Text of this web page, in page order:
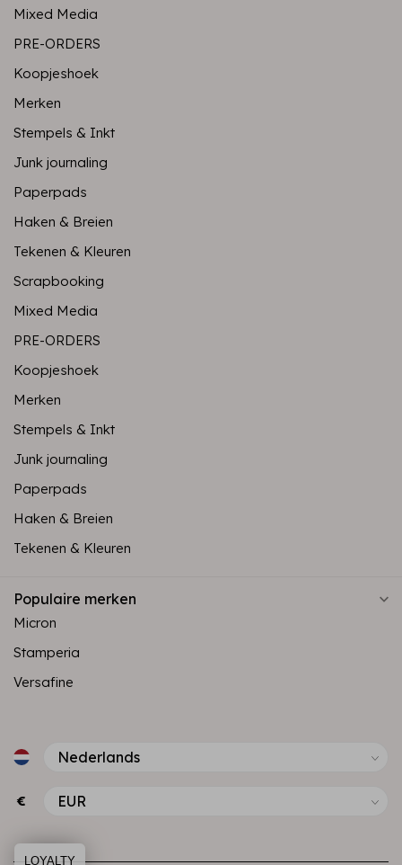
Mixed Media
PRE-ORDERS
Koopjeshoek
Merken
Stempels & Inkt
Junk journaling
Paperpads
Haken & Breien
Tekenen & Kleuren
Scrapbooking
Mixed Media
PRE-ORDERS
Koopjeshoek
Merken
Stempels & Inkt
Junk journaling
Paperpads
Haken & Breien
Tekenen & Kleuren
Populaire merken
Micron
Stamperia
Versafine
€
LOYALTY